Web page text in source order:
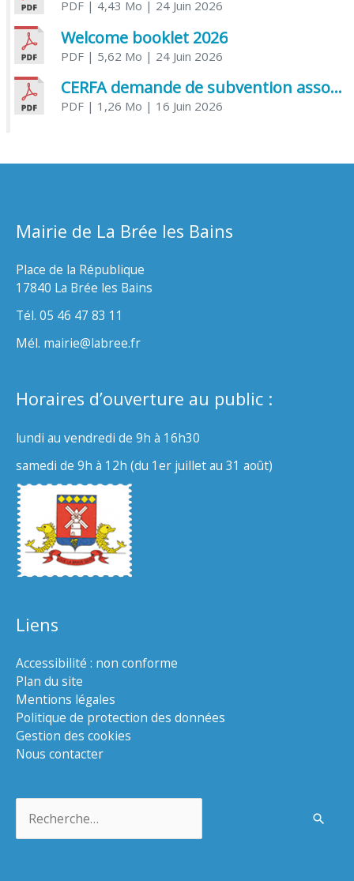
PDF| 4,43 Mo | 24 Juin 2026
Welcome booklet 2026
PDF| 5,62 Mo | 24 Juin 2026
CERFA demande de subvention association
PDF| 1,26 Mo | 16 Juin 2026
Mairie de La Brée les Bains
Place de la République
17840 La Brée les Bains
Tél. 05 46 47 83 11
Mél. mairie@labree.fr
Horaires d’ouverture au public :
lundi au vendredi de 9h à 16h30
samedi de 9h à 12h (du 1er juillet au 31 août)
Liens
Accessibilité : non conforme
Plan du site
Mentions légales
Politique de protection des données
Gestion des cookies
Nous contacter